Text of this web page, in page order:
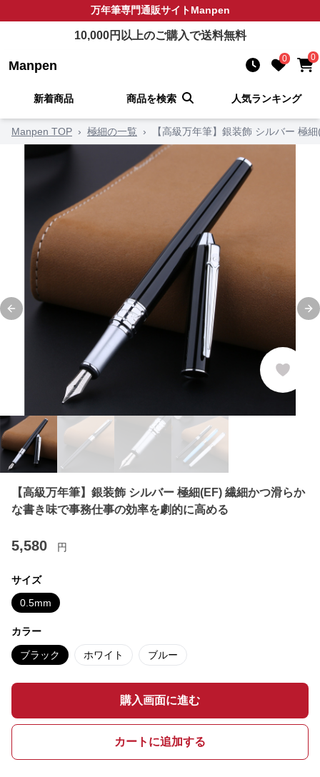
万年筆専門通販サイトManpen
10,000円以上のご購入で送料無料
Manpen 0 0
新着商品 商品を検索 人気ランキング
Manpen TOP › 極細の一覧 › 【高級万年筆】銀装飾 シルバー 極
Previous slide
【高級万年筆】銀装飾 シルバー 極細(EF) 繊細かつ滑らか
な書き味で事務仕事の効率を劇的に高める
5,580 円
サイズ
0.5mm
カラー
ブラック ホワイト ブルー
購入画面に進む
カートに追加する